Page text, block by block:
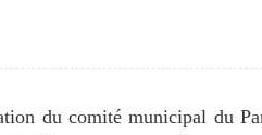
du comité municipal du